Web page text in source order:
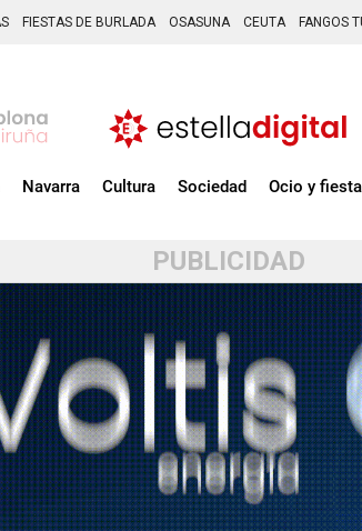
FIESTAS DE BURLADA OSASUNA CEUTA FANGOS
Navarra Cultura Sociedad Ocio y
PUBLICIDAD